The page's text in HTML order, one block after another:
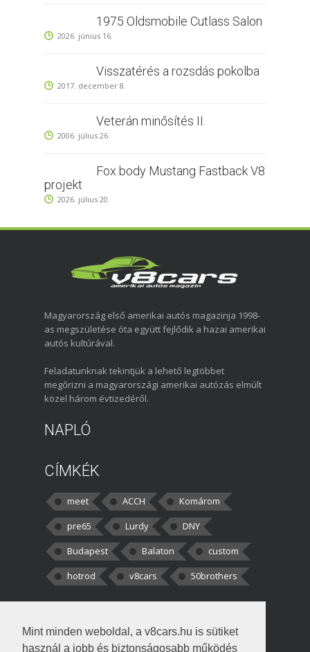
Mint minden weboldal, a v8cars.hu is sütiket
használ a jobb és biztonságosabb működés
1975 Oldsmobile Cutlass Salon
2026. június 16.
Visszatérés a rozsdás pokolba
2017. december 8.
Veterán minősítés II.
2006. július 26.
Fox body Mustang Fastback V8
projekt
2026. július 20.
Magyarország első amerikai autós magazinja 1998-
as megszületése óta együtt fejlődik a hazai amerikai
autós kultúrával.
Feladatunknak tekintjük a lehető legtöbbet
megőrizni a magyarországi amerikai autózás elmúlt
közel három évtizedéről.
NAPLÓ
CÍMKÉK
meet ACCH
Komárom
pre65
Lurdy
DNY
Budapest
Balaton
custom
hotrod
v8cars 50brothers
kortisz:Elszúrtam! Én csak két